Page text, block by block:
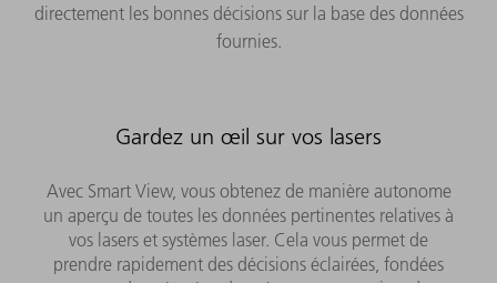
directement les bonnes décisions sur la base des données
fournies.
Gardez un œil sur vos lasers
Avec Smart View, vous obtenez de manière autonome
un aperçu de toutes les données pertinentes relatives à
vos lasers et systèmes laser. Cela vous permet de
prendre rapidement des décisions éclairées, fondées